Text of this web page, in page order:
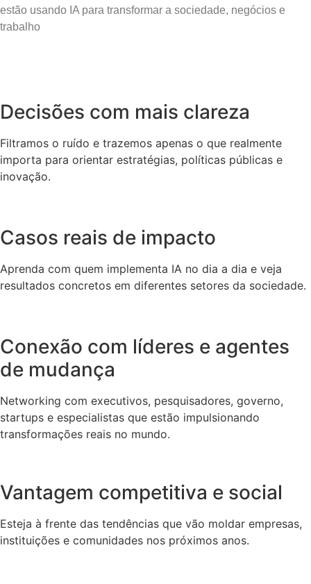
estão usando IA para transformar a sociedade, negócios e
trabalho
Decisões com mais clareza
Filtramos o ruído e trazemos apenas o que realmente
importa para orientar estratégias, políticas públicas e
inovação.
Casos reais de impacto
Aprenda com quem implementa IA no dia a dia e veja
resultados concretos em diferentes setores da sociedade.
Conexão com líderes e agentes
de mudança
Networking com executivos, pesquisadores, governo,
startups e especialistas que estão impulsionando
transformações reais no mundo.
Vantagem competitiva e social
Esteja à frente das tendências que vão moldar empresas,
instituições e comunidades nos próximos anos.